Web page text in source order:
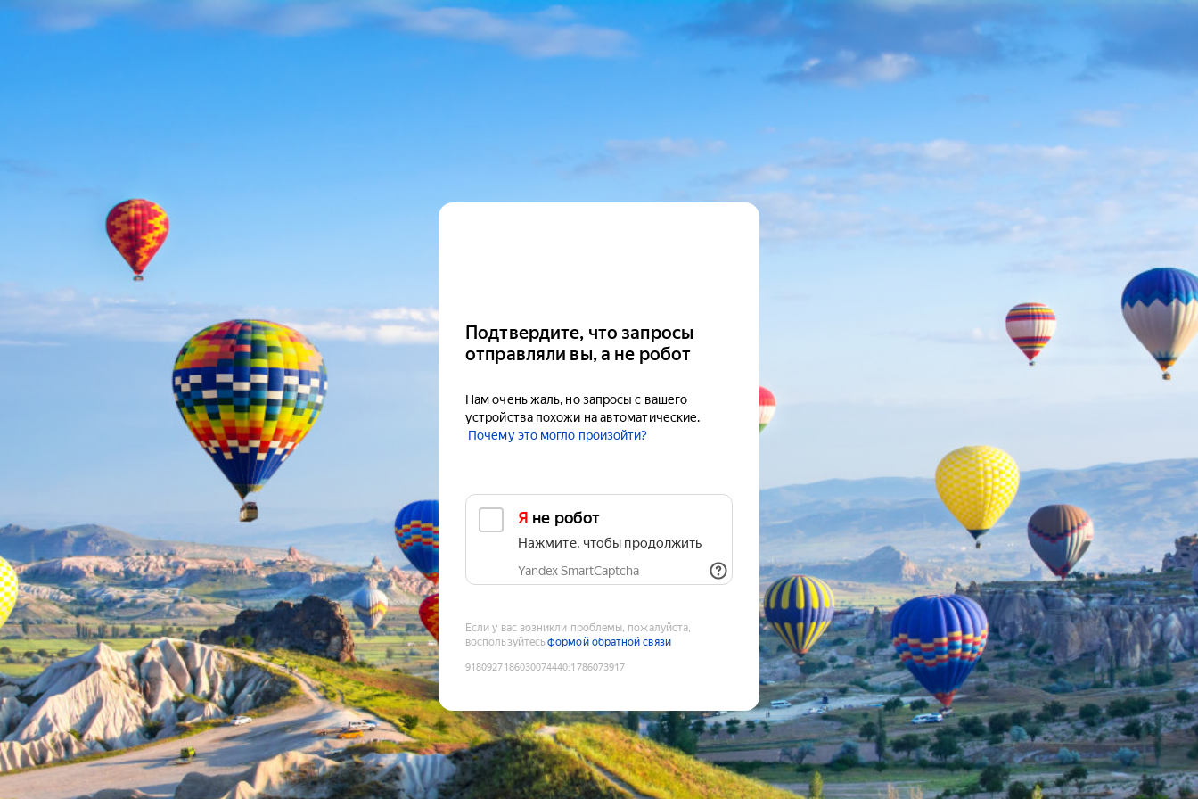
Подтвердите, что запросы
отправляли вы, а не робот
Нам очень жаль, но запросы с вашего
устройства похожи на автоматические.
Почему это могло произойти?
Я не робот
Нажмите, чтобы продолжить
Yandex SmartCaptcha
Если у вас возникли проблемы, пожалуйста,
воспользуйтесьформой обратной связи
9180927186030074440:1786073917